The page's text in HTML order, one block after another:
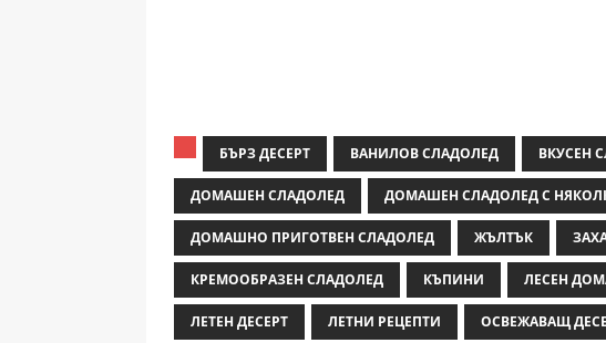
БЪРЗ ДЕСЕРТ ВАНИЛОВ СЛАДОЛЕД ВКУСЕН
ДОМАШЕН СЛАДОЛЕД ДОМАШЕН СЛАДОЛЕД С
ДОМАШНО ПРИГОТВЕН СЛАДОЛЕД ЖЪЛТЪК
КРЕМООБРАЗЕН СЛАДОЛЕД КЪПИНИ ЛЕСЕН
ЛЕТЕН ДЕСЕРТ ЛЕТНИ РЕЦЕПТИ ОСВЕЖАВАЩ